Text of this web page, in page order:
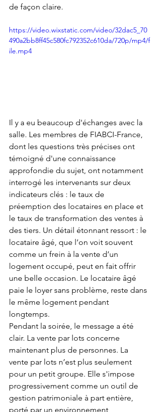
de façon claire.
https://video.wixstatic.com/video/32dac5_70
490a2bb8ff45c580fc792352c610da/720p/mp4/f
ile.mp4
Il y a eu beaucoup d'échanges avec la
salle. Les membres de FIABCI-France,
dont les questions très précises ont
témoigné d'une connaissance
approfondie du sujet, ont notamment
interrogé les intervenants sur deux
indicateurs clés : le taux de
préemption des locataires en place et
le taux de transformation des ventes à
des tiers. Un détail étonnant ressort : le
locataire âgé, que l’on voit souvent
comme un frein à la vente d’un
logement occupé, peut en fait offrir
une belle occasion. Le locataire âgé
paie le loyer sans problème, reste dans
le même logement pendant
longtemps.
Pendant la soirée, le message a été
clair. La vente par lots concerne
maintenant plus de personnes. La
vente par lots n’est plus seulement
pour un petit groupe. Elle s'impose
progressivement comme un outil de
gestion patrimoniale à part entière,
porté par un environnement